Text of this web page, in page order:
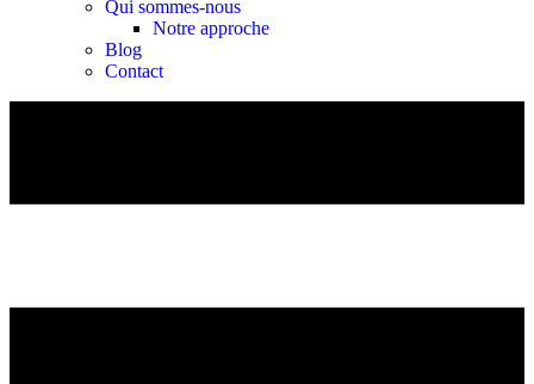
Qui sommes-nous
Notre approche
Blog
Contact